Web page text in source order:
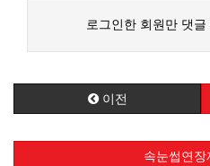
로그인한 회원만 댓
이전
속눈썹연